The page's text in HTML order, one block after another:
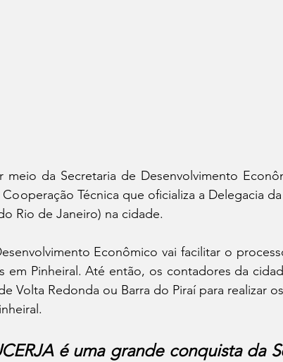
meio da Secretaria de Desenvolvimento
Técnica que oficializa a Delegacia da
Rio de Janeiro) na cidade.
Econômico vai facilitar o
em Pinheiral. Até então, os contadores da
Volta Redonda ou Barra do Piraí para realizar
é uma grande conquista da